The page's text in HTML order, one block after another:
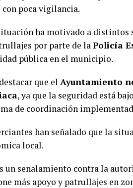
con poca vigilancia.
ha motivado a distintos
por parte de laPolicía
pública en el municipio.
que el Ayuntamiento
, ya que la seguridad está
de coordinación
han señalado que la
local.
un señalamiento contra la
más apoyo y patrullajes en